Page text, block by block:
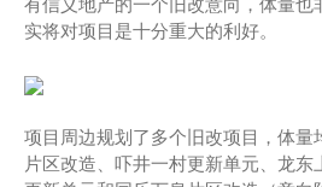
有信义地产的一个旧改意向，体量也
实将对项目是十分重大的利好。
项目周边规划了多个旧改项目，体量
片区改造、吓井一村更新单元、龙